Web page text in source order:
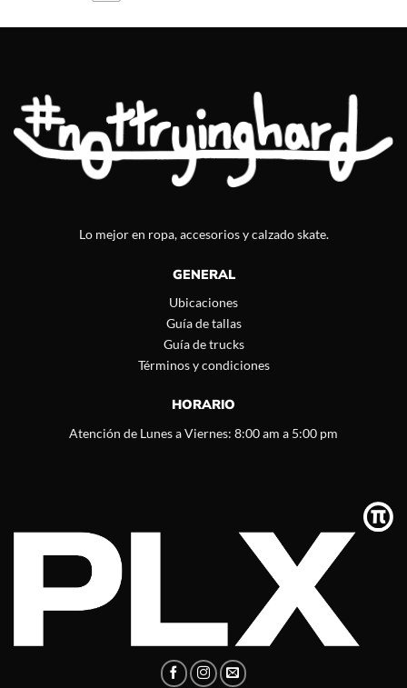
Lo mejor en ropa, accesorios y calzado skate.
GENERAL
Ubicaciones
Guía de tallas
Guía de trucks
Términos y condiciones
HORARIO
Atención de Lunes a Viernes: 8:00 am a 5:00 pm